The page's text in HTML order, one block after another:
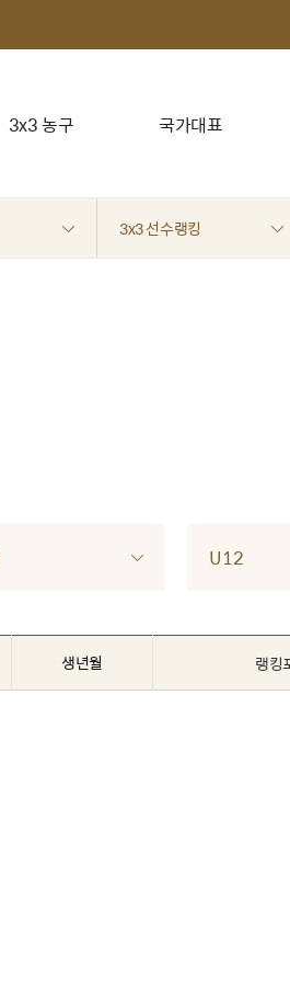
3x3 농구 국가대표
3x3 선수랭킹
U12
생년월 랭킹